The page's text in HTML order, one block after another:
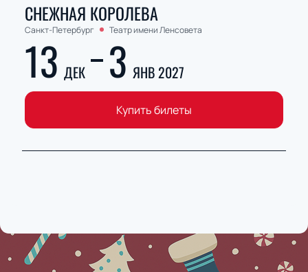
СНЕЖНАЯ КОРОЛЕВА
Санкт-Петербург Театр имени Ленсовета
13 ДЕК 3 ЯНВ 2027
Купить билеты